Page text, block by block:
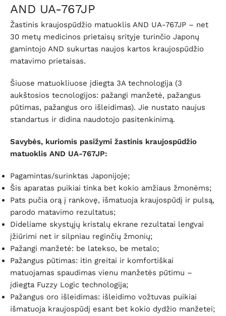
AND UA-767JP
Žastinis kraujospūdžio matuoklis AND UA-767JP – net
30 metų medicinos prietaisų srityje turinčio Japonų
gamintojo AND sukurtas naujos kartos kraujospūdžio
matavimo prietaisas.
Šiuose matuokliuose įdiegta 3A technologija (3
aukštosios tecnologijos: pažangi manžetė, pažangus
pūtimas, pažangus oro išleidimas). Jie nustato naujus
standartus ir didina naudotojo pasitenkinimą.
Savybės, kuriomis pasižymi žastinis kraujospūdžio
matuoklis AND UA-767JP:
Pagamintas/surinktas Japonijoje;
Šis aparatas puikiai tinka bet kokio amžiaus žmonėms;
Pats pučia orą į rankovę, išmatuoja kraujospūdį ir pulsą,
parodo matavimo rezultatus;
Dideliame skystųjų kristalų ekrane rezultatai lengvai
įžiūrimi net ir silpniau reginčių žmonių;
Pažangi manžetė: be latekso, be metalo;
Pažangus pūtimas: itin greitai ir komfortiškai
matuojamas spaudimas vienu manžetės pūtimu –
įdiegta Fuzzy Logic technologija;
Pažangus oro išleidimas: išleidimo vožtuvas puikiai
išmatuoja kraujospūdį esant bet kokio dydžio manžetei;